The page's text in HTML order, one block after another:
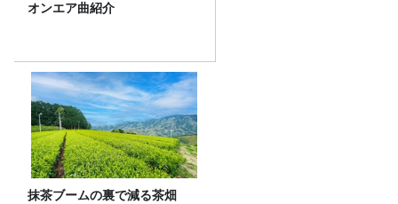
オンエア曲紹介
抹茶ブームの裏で減る茶畑